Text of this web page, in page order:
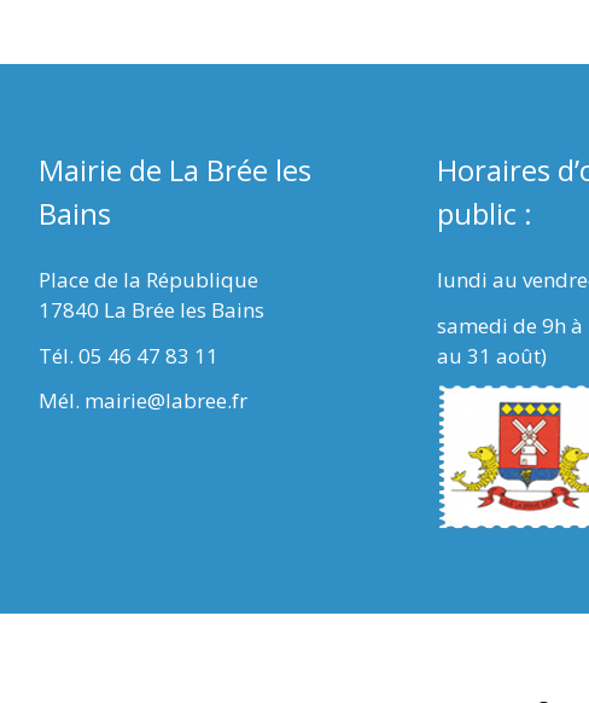
Mairie de La Brée les
Bains
Place de la République
17840 La Brée les Bains
Tél. 05 46 47 83 11
Mél. mairie@labree.fr
Horaires
public :
lundi au
samedi de 9h
au 31 août)